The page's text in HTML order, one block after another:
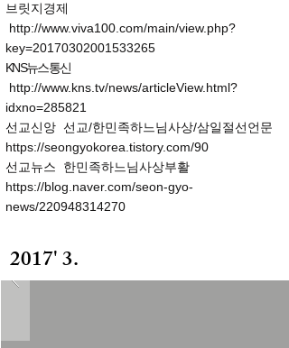
브릿지경제
http://www.viva100.com/main/view.php?
key=20170302001533265
KNS뉴스통신
http://www.kns.tv/news/articleView.html?
idxno=285821
선교신앙 선교/한민족하느님사상/삼일절선언문
https://seongyokorea.tistory.com/90
선교뉴스 한민족하느님사상부활
https://blog.naver.com/seon-gyo-
news/220948314270
2017' 3.